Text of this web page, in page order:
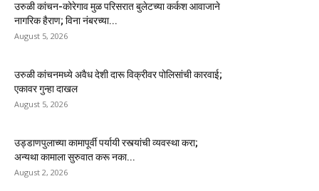
उरुळी कांचन-कोरेगाव मुळ परिसरात बुलेटच्या कर्कश आवाजाने
नागरिक हैराण; विना नंबरच्या...
August 5, 2026
उरुळी कांचनमध्ये अवैध देशी दारू विक्रीवर पोलिसांची कारवाई;
एकावर गुन्हा दाखल
August 5, 2026
उड्डाणपुलाच्या कामापूर्वी पर्यायी रस्त्यांची व्यवस्था करा;
अन्यथा कामाला सुरुवात करू नका...
August 2, 2026